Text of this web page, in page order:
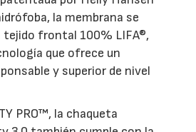
la membrana se
tejido frontal 100% LIFA®,
que ofrece un
y superior de nivel
PRO™, la chaqueta